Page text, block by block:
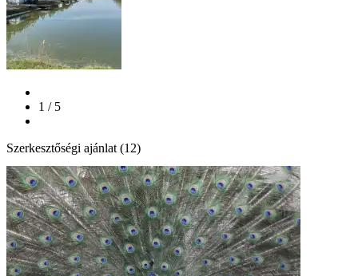
1 / 5
Szerkesztőségi ajánlat (12)